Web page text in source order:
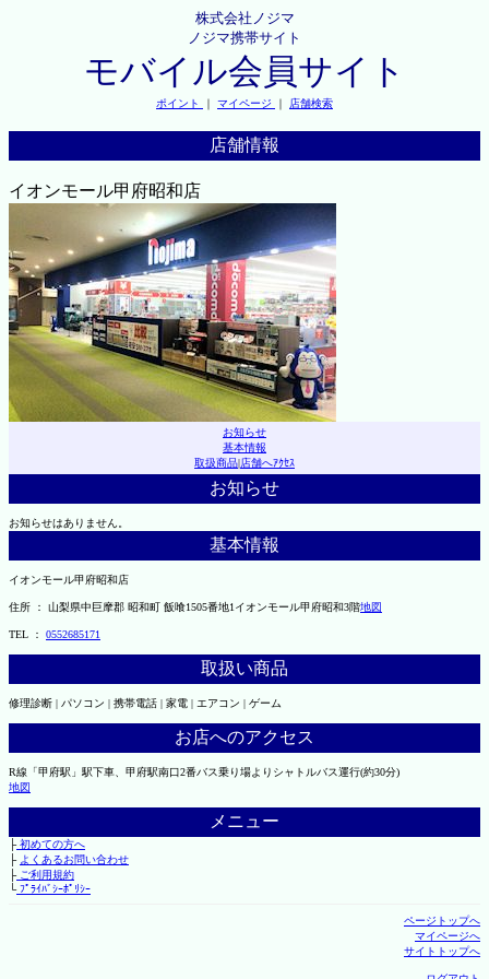
株式会社ノジマ
ノジマ携帯サイト
モバイル会員サイト
ポイント ｜ マイページ ｜ 店舗検索
店舗情報
イオンモール甲府昭和店
お知らせ
基本情報
取扱商品|店舗へｱｸｾｽ
お知らせ
お知らせはありません。
基本情報
イオンモール甲府昭和店
住所 ： 山梨県中巨摩郡 昭和町 飯喰1505番地1イオンモール甲府昭和3階地図
TEL ： 0552685171
取扱い商品
修理診断 | パソコン | 携帯電話 | 家電 | エアコン | ゲーム
お店へのアクセス
R線「甲府駅」駅下車、甲府駅南口2番バス乗り場よりシャトルバス運行(約30分)
地図
メニュー
├初めての方へ
├ よくあるお問い合わせ
├ご利用規約
└ﾌﾟﾗｲﾊﾞｼｰﾎﾟﾘｼｰ
ページトップへ
マイページへ
サイトトップへ